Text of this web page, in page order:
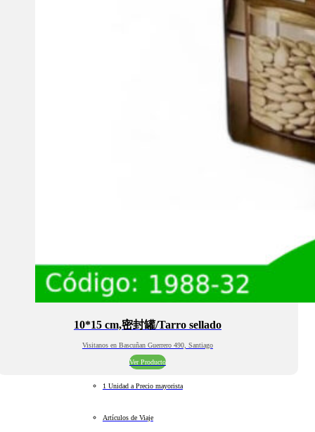
10*15 cm,密封罐/Tarro sellado
Visitanos en Bascuñan Guerrero 490, Santiago
Ver Producto
1 Unidad a Precio mayorista
Artículos de Viaje